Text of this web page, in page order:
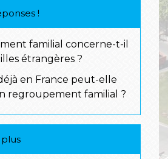
!
familial concerne-t-il
étrangères ?
en France peut-elle
regroupement familial ?